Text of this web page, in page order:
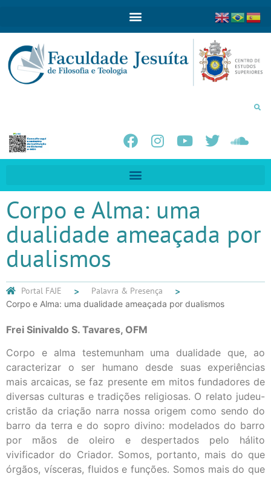
Corpo e Alma: uma
dualidade ameaçada por
dualismos
Portal FAJE Palavra & Presença
Corpo e Alma: uma dualidade ameaçada por dualismos
Frei Sinivaldo S. Tavares, OFM
Corpo e alma testemunham uma dualidade que, ao
caracterizar o ser humano desde suas experiências
mais arcaicas, se faz presente em mitos fundadores de
diversas culturas e tradições religiosas. O relato judeu-
cristão da criação narra nossa origem como sendo do
barro da terra e do sopro divino: modelados do barro
por mãos de oleiro e despertados pelo hálito
vivificador do Criador. Somos, portanto, mais do que
órgãos, vísceras, fluidos e funções. Somos mais do que